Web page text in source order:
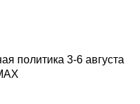
политика 3-6 августа